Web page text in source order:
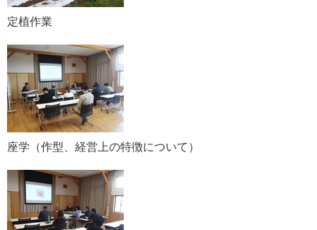
定植作業
座学（作型、経営上の特徴について）